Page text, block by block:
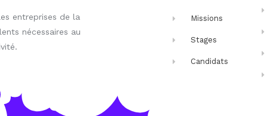
entreprises de la
nécessaires au
Missions
Stages
Candidats